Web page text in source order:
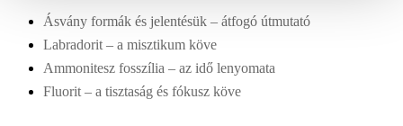
Ásvány formák és jelentésük – átfogó útmutató
Labradorit – a misztikum köve
Ammonitesz fosszília – az idő lenyomata
Fluorit – a tisztaság és fókusz köve